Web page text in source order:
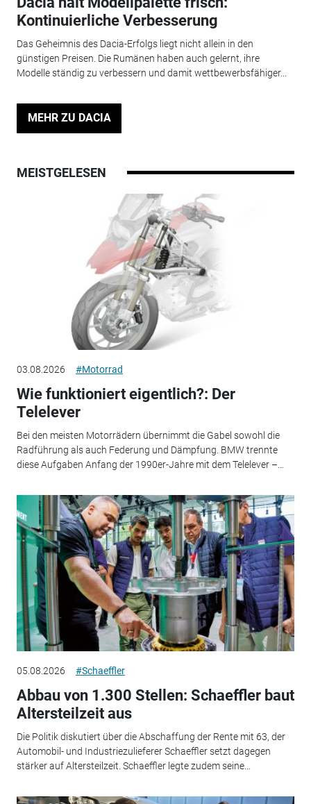
Kontinuierliche Verbesserung
Das Geheimnis des Dacia-Erfolgs liegt nicht allein in den
günstigen Preisen. Die Rumänen haben auch gelernt, ihre
Modelle ständig zu verbessern und damit wettbewerbsfähiger...
MEHR ZU DACIA
MEISTGELESEN
03.08.2026 #Motorrad
Wie funktioniert eigentlich?: Der
Telelever
Bei den meisten Motorrädern übernimmt die Gabel sowohl die
Radführung als auch Federung und Dämpfung. BMW trennte
diese Aufgaben Anfang der 1990er-Jahre mit dem Telelever –...
05.08.2026 #Schaeffler
Abbau von 1.300 Stellen: Schaeffler baut
Altersteilzeit aus
Die Politik diskutiert über die Abschaffung der Rente mit 63, der
Automobil- und Industriezulieferer Schaeffler setzt dagegen
stärker auf Altersteilzeit. Schaeffler legte zudem seine...